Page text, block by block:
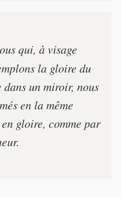
qui, à visage
la gloire du
dans un miroir, nous
en la même
gloire, comme par